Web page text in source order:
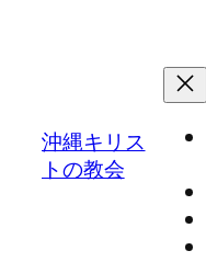
沖縄キリス
トの教会